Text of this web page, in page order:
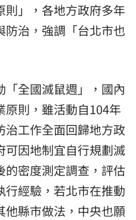
則」，各地方政府多年
防治，強調「台北市也
全國滅鼠週」，國內
原則，雖活動自104年
治工作全面回歸地方政
可因地制宜自行規劃滅
的密度測定調查，評估
行經驗，若北市在推動
他縣市做法，中央也願